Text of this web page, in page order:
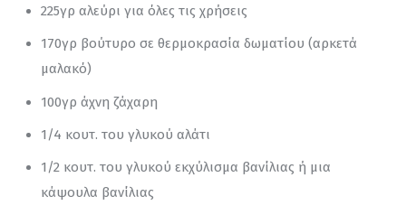
225γρ αλεύρι για όλες τις χρήσεις
170γρ βούτυρο σε θερμοκρασία δωματίου (αρκετά
μαλακό)
100γρ άχνη ζάχαρη
1/4 κουτ. του γλυκού αλάτι
1/2 κουτ. του γλυκού εκχύλισμα βανίλιας ή μια
κάψουλα βανίλιας